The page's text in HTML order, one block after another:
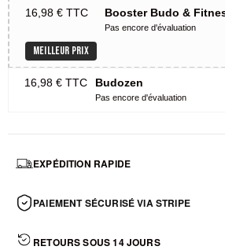
16,98 € TTC
MEILLEUR PRIX
Booster Budo &
Pas encore d'évaluation
16,98 € TTC Budozen
Pas encore d'évaluation
EXPÉDITION RAPIDE
PAIEMENT SÉCURISÉ VIA STRIPE
RETOURS SOUS 14 JOURS